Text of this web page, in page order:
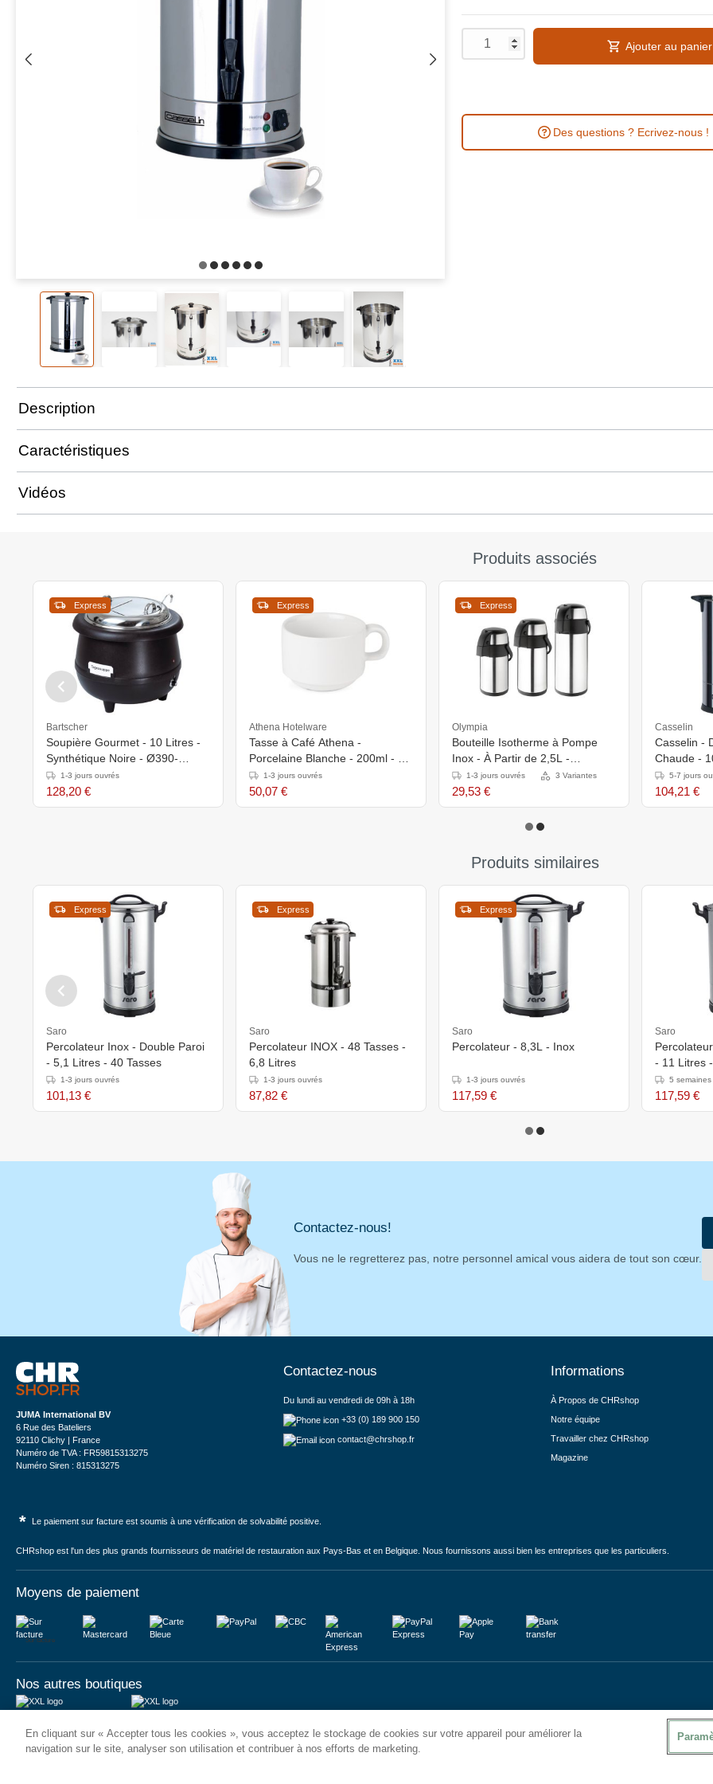
Ajouter au panier
Des questions ? Ecrivez-nous !
Description
Caractéristiques
Vidéos
Produits associés
Express
Bartscher
Soupière Gourmet - 10 Litres -
Synthétique Noire - Ø390-
380(h)mm
1-3 jours ouvrés
128,20 €
Express
Athena Hotelware
Tasse à Café Athena -
Porcelaine Blanche - 200ml - 24
Pièces1-3 jours ouvrés
50,07 €
Express
Olympia
Bouteille Isotherme à Pompe
Inox - À Partir de 2,5L -
Disponible en 3 Tailles
1-3 jours ouvrés 3 Variantes
29,53 €
Casselin
Casselin -
Chaude -
5-7 jours
104,21 €
Produits similaires
Express
Saro
Percolateur Inox - Double Paroi
- 5,1 Litres - 40 Tasses
1-3 jours ouvrés
101,13 €
Express
Saro
Percolateur INOX - 48 Tasses -
6,8 Litres
1-3 jours ouvrés
87,82 €
Express
Saro
Percolateur - 8,3L - Inox
1-3 jours ouvrés
117,59 €
Saro
- 11 Litres
5 semaines
117,59 €
Contactez-nous!
Vous ne le regretterez pas, notre personnel amical vous aidera de tout son cœur.
JUMA International BV
6 Rue des Bateliers
92110 Clichy | France
Numéro de TVA : FR59815313275
Numéro Siren : 815313275
Contactez-nous
Du lundi au vendredi de 09h à 18h
+33 (0) 189 900 150
contact@chrshop.fr
Informations
À Propos de CHRshop
Notre équipe
Travailler chez CHRshop
Magazine
* Le paiement sur facture est soumis à une vérification de solvabilité positive.
CHRshop est l'un des plus grands fournisseurs de matériel de restauration aux Pays-Bas et en Belgique. Nous fournissons aussi bien les entreprises que les particuliers.
Moyens de paiement
Sur facture
Nos autres boutiques
Königsborner Straße 26a
39175 Biederitz | Deutschland
Vrijheidweg 34
1521RR Wormerveer | Nederland
En cliquant sur « Accepter tous les cookies », vous acceptez le stockage de cookies sur votre appareil pour améliorer la
navigation sur le site, analyser son utilisation et contribuer à nos efforts de marketing.